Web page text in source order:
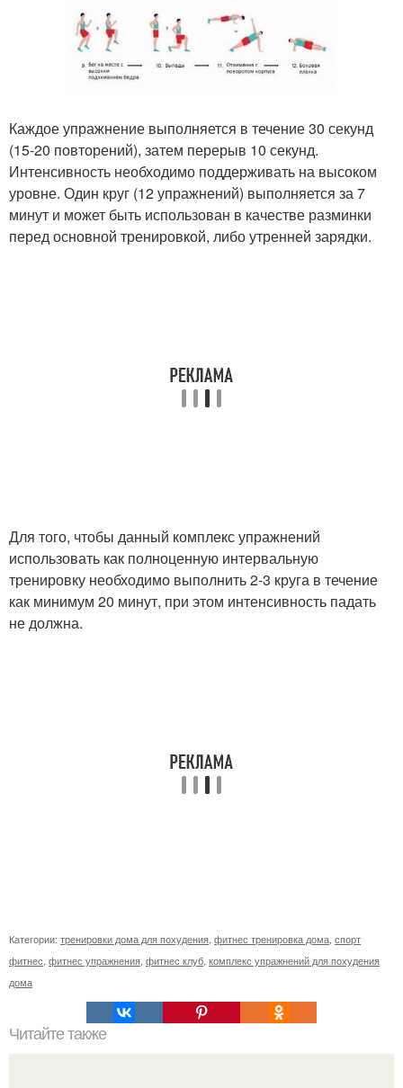
Каждое упражнение выполняется в течение 30 секунд
(15-20 повторений), затем перерыв 10 секунд.
Интенсивность необходимо поддерживать на высоком
уровне. Один круг (12 упражнений) выполняется за 7
минут и может быть использован в качестве разминки
перед основной тренировкой, либо утренней зарядки.
Для того, чтобы данный комплекс упражнений
использовать как полноценную интервальную
тренировку необходимо выполнить 2-3 круга в течение
как минимум 20 минут, при этом интенсивность падать
не должна.
Категории: тренировки дома для похудения фитнес тренировка дома спорт
фитнес фитнес упражнения фитнес клуб комплекс упражнений для похудения
дома
Читайте также